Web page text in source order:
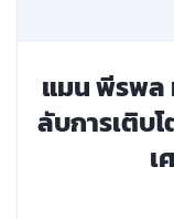
แมน พีรพล
ลับการเติบ
เ